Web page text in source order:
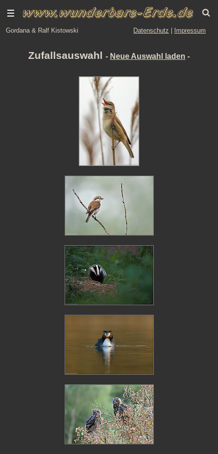
Gordana & Ralf Kistowski Datenschutz Impressum
Zufallsauswahl - Neue Auswahl laden -